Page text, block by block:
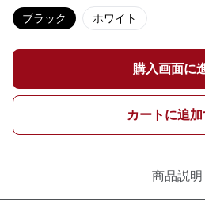
ブラック ホワイト
購入画面に
カートに追加
商品説明